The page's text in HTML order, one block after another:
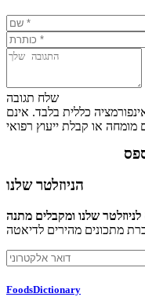
שלח תגובה
כללית בלבד. אינם
הניוזלטר שלנו
שלנו ומקבלים מתנה
FoodsDictionary